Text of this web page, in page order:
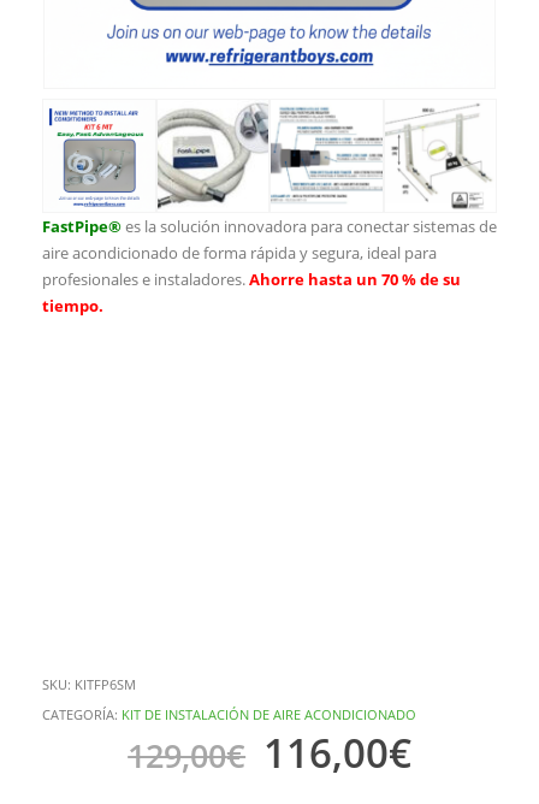
FastPipe®es la solución innovadora para conectar sistemas de
aire acondicionado de forma rápida y segura, ideal para
profesionales e instaladores.Ahorre hasta un 70 % de su
tiempo.
SKU: KITFP6SM
CATEGORÍA: KIT DE INSTALACIÓN DE AIRE ACONDICIONADO
129,00€ 116,00€